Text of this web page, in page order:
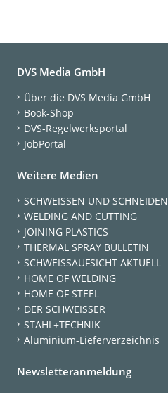
DVS Media GmbH
Über die DVS Media GmbH
Book-Shop
DVS-Regelwerksportal
JobPortal
Weitere Medien
SCHWEISSEN UND SCHNEIDEN
WELDING AND CUTTING
JOINING PLASTICS
THERMAL SPRAY BULLETIN
SCHWEISSAUFSICHT AKTUELL
HOME OF WELDING
HOME OF STEEL
DER SCHWEISSER
STAHL+TECHNIK
Aluminium-Lieferverzeichnis
Newsletteranmeldung